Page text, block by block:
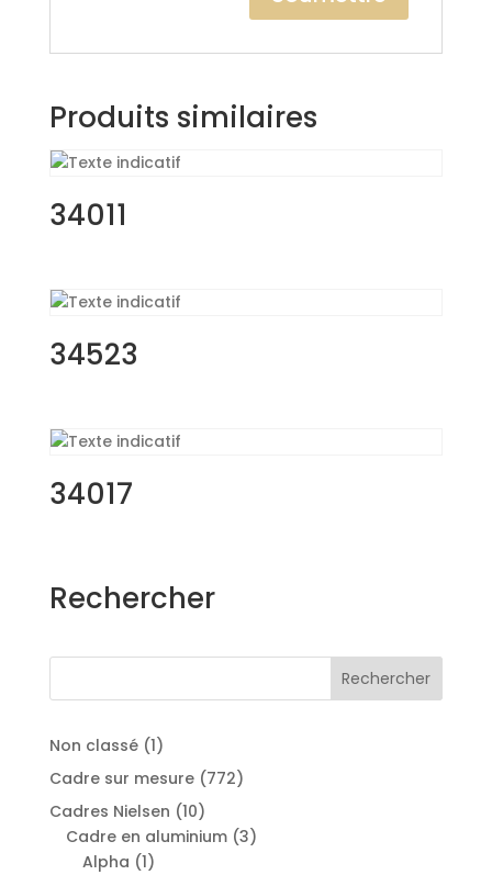
Produits similaires
34011
34523
34017
Rechercher
Rechercher
Non classé 11
produit
Cadre sur mesure 772772
Cadres Nielsen 1010
produits
Cadre en aluminium 33
Alpha 11